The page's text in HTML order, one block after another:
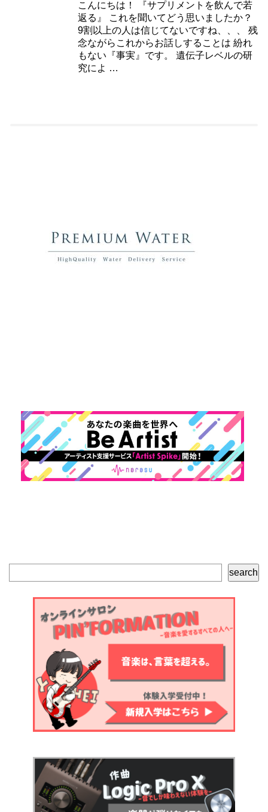
こんにちは！ 『サプリメントを飲んで若
返る』 これを聞いてどう思いましたか？
9割以上の人は信じてないですね、、、 残
念ながらこれからお話しすることは 紛れ
もない『事実』です。 遺伝子レベルの研
究によ …
索
search